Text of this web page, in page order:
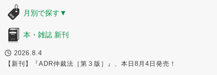
月別で探す ▼
本・雑誌 新刊
2026.8.4
【新刊】『ADR仲裁法［第３版］』、本日8月4日発売！